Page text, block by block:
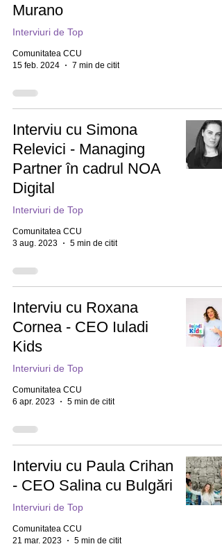
Murano
Interviuri de Top
Comunitatea CCU
15 feb. 2024
7 min de citit
Interviu cu Simona
Relevici - Managing
Partner în cadrul NOA
Digital
Interviuri de Top
Comunitatea CCU
3 aug. 2023
5 min de citit
Interviu cu Roxana
Cornea - CEO Iuladi
Kids
Interviuri de Top
Comunitatea CCU
6 apr. 2023
5 min de citit
Interviu cu Paula Crihan
- CEO Salina cu Bulgări
Interviuri de Top
Comunitatea CCU
21 mar. 2023
5 min de citit